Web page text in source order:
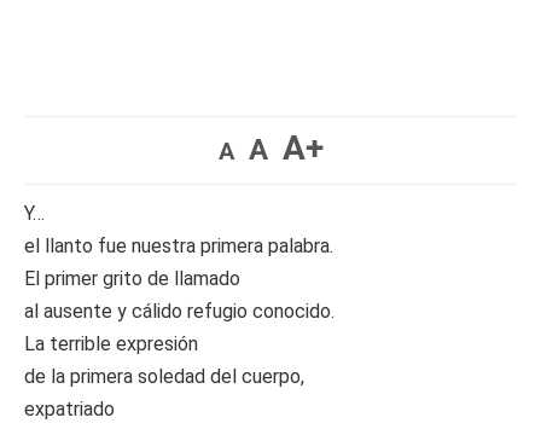
A A A+
Y…
el llanto fue nuestra primera palabra.
El primer grito de llamado
al ausente y cálido refugio conocido.
La terrible expresión
de la primera soledad del cuerpo,
expatriado